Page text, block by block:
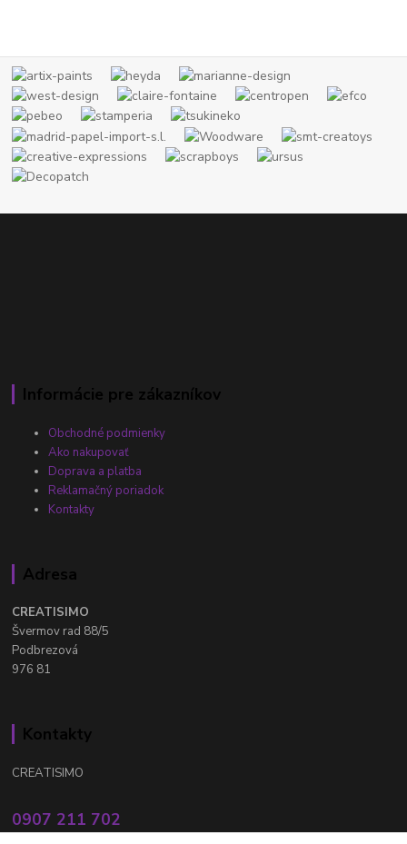
Informácie pre zákazníkov
Obchodné podmienky
Ako nakupovať
Doprava a platba
Reklamačný poriadok
Kontakty
Adresa
CREATISIMO
Švermov rad 88/5
Podbrezová
976 81
Kontakty
CREATISIMO
0907 211 702
Po - Pia: 8.00 - 16.00 hod